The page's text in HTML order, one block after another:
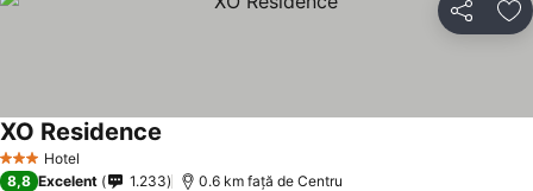
Distribuiți
3 SteleHotel
XO Residence
8,8 Excelent 1.233 0.6 km faţă de Centru